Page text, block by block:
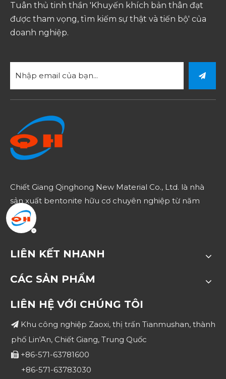
Tuân thủ tinh thần 'Khuyến khích bản thân đạt
được tham vọng, tìm kiếm sự thật và tiến bộ' của
doanh nghiệp.
Chiết Giang Qinghong New Material Co., Ltd. là nhà
sản xuất bentonite hữu cơ chuyên nghiệp từ năm
1980.
LIÊN KẾT NHANH
CÁC SẢN PHẨM
LIÊN HỆ VỚI CHÚNG TÔI
 Khu công nghiệp Zaoxi, thị trấn Tianmushan, thành
phố Lin'An, Chiết Giang, Trung Quốc
 +86-571-63781600
+86-571-63783030